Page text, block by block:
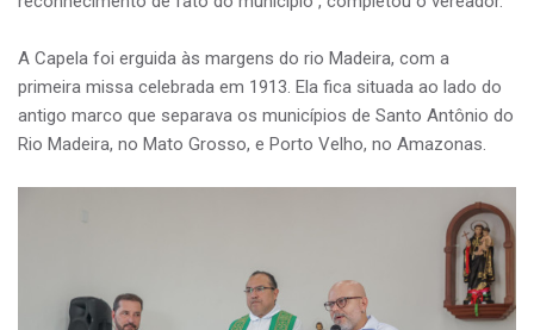
A Capela foi erguida às margens do rio Madeira, com a
primeira missa celebrada em 1913. Ela fica situada ao lado do
antigo marco que separava os municípios de Santo Antônio do
Rio Madeira, no Mato Grosso, e Porto Velho, no Amazonas.